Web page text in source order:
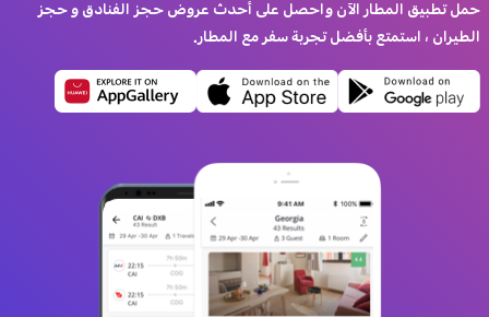
حمل تطبيق المطار الآن واحصل على أحدث عروض حجز الفنادق و حجز
الطيران ، استمتع بأفضل تجربة سفر مع المطار.